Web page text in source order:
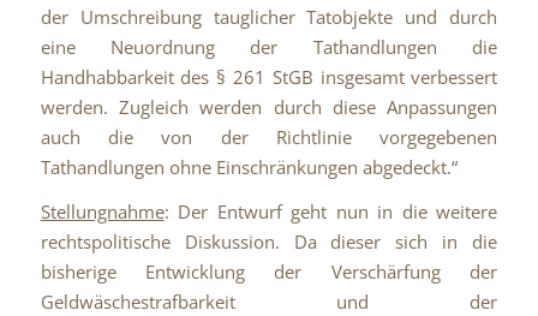
der Umschreibung tauglicher Tatobjekte und durch
eine Neuordnung der Tathandlungen die
Handhabbarkeit des § 261 StGB insgesamt verbessert
werden. Zugleich werden durch diese Anpassungen
auch die von der Richtlinie vorgegebenen
Tathandlungen ohne Einschränkungen abgedeckt.“
Stellungnahme: Der Entwurf geht nun in die weitere
rechtspolitische Diskussion. Da dieser sich in die
bisherige Entwicklung der Verschärfung der
Geldwäschestrafbarkeit und der